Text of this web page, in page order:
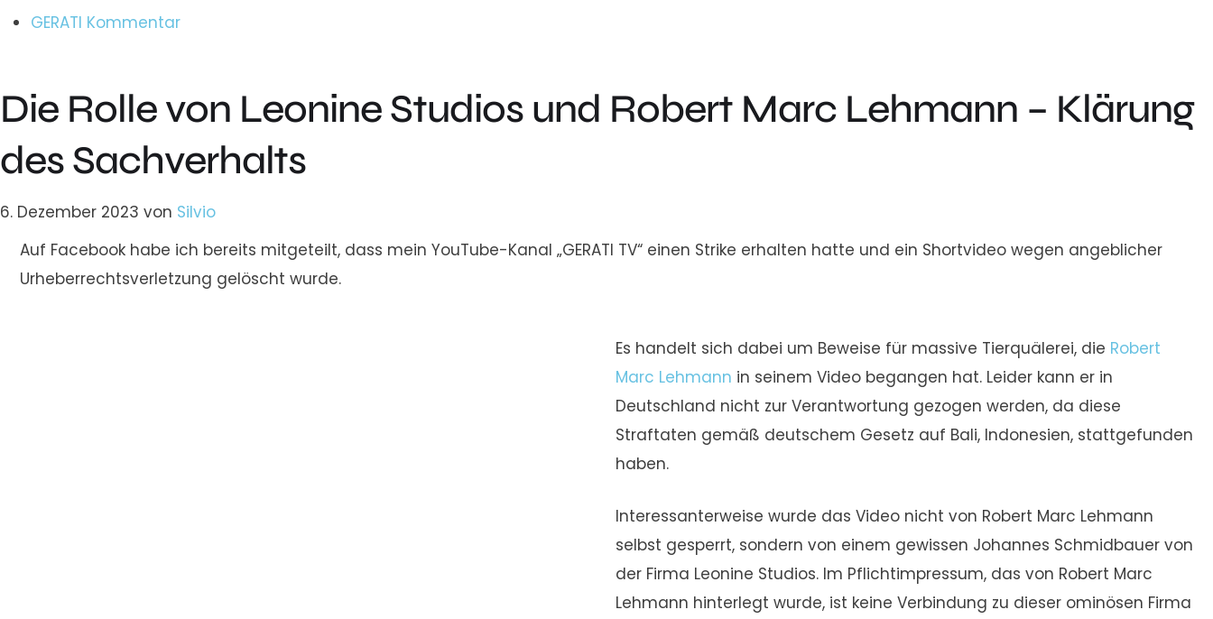
GERATI Kommentar
Die Rolle von Leonine Studios und Robert Marc Lehmann – Klärung
des Sachverhalts
6. Dezember 2023 von Silvio
Auf Facebook habe ich bereits mitgeteilt, dass mein YouTube-Kanal „GERATI TV“ einen Strike erhalten hatte und ein Shortvideo wegen angeblicher
Urheberrechtsverletzung gelöscht wurde.
Es handelt sich dabei um Beweise für massive Tierquälerei, die Robert
Marc Lehmann in seinem Video begangen hat. Leider kann er in
Deutschland nicht zur Verantwortung gezogen werden, da diese
Straftaten gemäß deutschem Gesetz auf Bali, Indonesien, stattgefunden
haben.
Interessanterweise wurde das Video nicht von Robert Marc Lehmann
selbst gesperrt, sondern von einem gewissen Johannes Schmidbauer von
der Firma Leonine Studios. Im Pflichtimpressum, das von Robert Marc
Lehmann hinterlegt wurde, ist keine Verbindung zu dieser ominösen Firma